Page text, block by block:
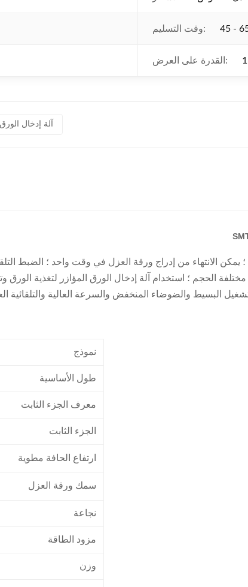
وقت التسليم:
القدرة على العرض:
آلة إدخال الورق
الانتهاء من إدراج ورقة العزل في وقت واحد ؛ الضبط
مختلفة الحجم ؛ استخدام آلة إدخال الورق المؤازر لتغذية
البسيط والضوضاء المنخفض والسرعة العالية والتلقائية
نموذج
طول الأساسية
معرف الجزء الثابت
الجزء الثابت
ارتفاع الحافة مطوية
سمك ورقة العزل
نجاعة
مزود الطاقة
وزن